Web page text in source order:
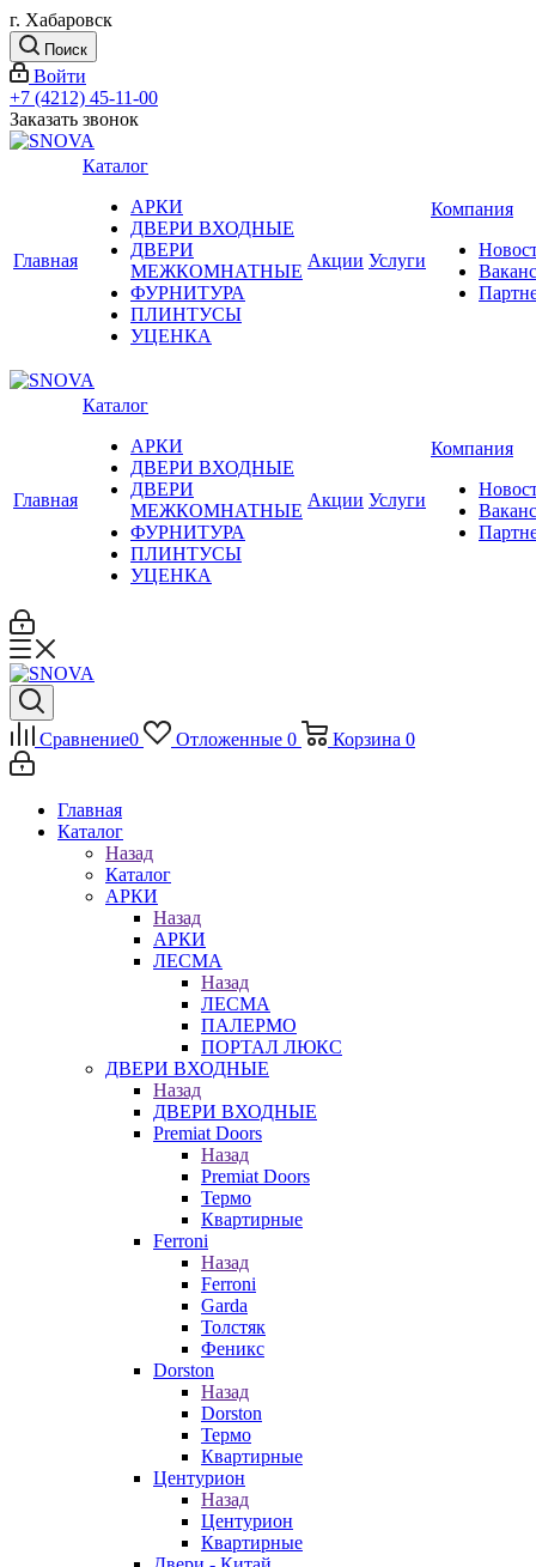
г. Хабаровск
Поиск
Войти
+7 (4212) 45-11-00
Заказать звонок
Главная
Каталог
АРКИ
ДВЕРИ ВХОДНЫЕ
ДВЕРИ
МЕЖКОМНАТНЫЕ
ФУРНИТУРА
ПЛИНТУСЫ
УЦЕНКА
Акции Услуги
Компания
Главная
Каталог
АРКИ
ДВЕРИ ВХОДНЫЕ
ДВЕРИ
МЕЖКОМНАТНЫЕ
ФУРНИТУРА
ПЛИНТУСЫ
УЦЕНКА
Акции Услуги
Компания
Сравнение0 Отложенные 0 Корзина 0
Главная
Каталог
Назад
Каталог
АРКИ
Назад
АРКИ
ЛЕСМА
Назад
ЛЕСМА
ПАЛЕРМО
ПОРТАЛ ЛЮКС
ДВЕРИ ВХОДНЫЕ
Назад
ДВЕРИ ВХОДНЫЕ
Premiat Doors
Назад
Premiat Doors
Термо
Квартирные
Ferroni
Назад
Ferroni
Garda
Толстяк
Феникс
Dorston
Назад
Dorston
Термо
Квартирные
Центурион
Назад
Центурион
Квартирные